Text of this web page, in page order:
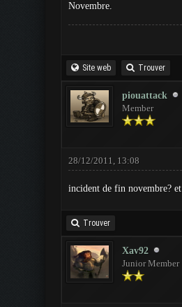
Novembre.
Site web Trouver
piouattack
Member
28/12/2011, 13:08
incident de fin novembre?
Trouver
Xav92
Junior Member